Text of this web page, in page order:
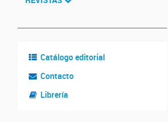
Catálogo editorial
Contacto
Librería